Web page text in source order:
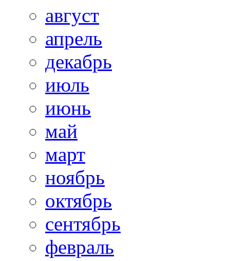
август
апрель
декабрь
июль
июнь
май
март
ноябрь
октябрь
сентябрь
февраль